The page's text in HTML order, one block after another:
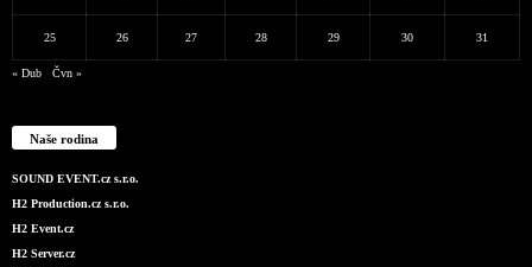
25 26 27 28 29 30 31
« Dub Čvn »
Naše rodina
SOUND EVENT.cz s.r.o.
H2 Production.cz s.r.o.
H2 Event.cz
H2 Server.cz